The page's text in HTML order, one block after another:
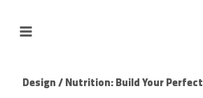
Design/Nutrition: Build Your Perfect